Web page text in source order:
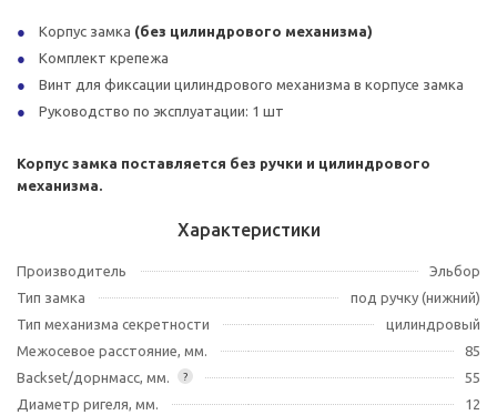
Корпус замка (без цилиндрового механизма)
Комплект крепежа
Винт для фиксации цилиндрового механизма в корпусе замка
Руководство по эксплуатации: 1 шт
Корпус замка поставляется без ручки и цилиндрового
механизма.
Характеристики
Производитель
Эльбор
Тип замка
под ручку (нижний)
Тип механизма секретности
цилиндровый
Межосевое расстояние, мм.
85
?
Backset/дорнмасс, мм.
55
Диаметр ригеля, мм.
12